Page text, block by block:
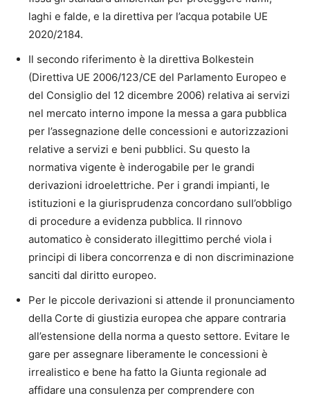
laghi e falde, e la direttiva per l’acqua potabile UE
2020/2184.
Il secondo riferimento è la direttiva Bolkestein
(Direttiva UE 2006/123/CE del Parlamento Europeo e
del Consiglio del 12 dicembre 2006) relativa ai servizi
nel mercato interno impone la messa a gara pubblica
per l’assegnazione delle concessioni e autorizzazioni
relative a servizi e beni pubblici. Su questo la
normativa vigente è inderogabile per le grandi
derivazioni idroelettriche. Per i grandi impianti, le
istituzioni e la giurisprudenza concordano sull’obbligo
di procedure a evidenza pubblica. Il rinnovo
automatico è considerato illegittimo perché viola i
principi di libera concorrenza e di non discriminazione
sanciti dal diritto europeo.
Per le piccole derivazioni si attende il pronunciamento
della Corte di giustizia europea che appare contraria
all’estensione della norma a questo settore. Evitare le
gare per assegnare liberamente le concessioni è
irrealistico e bene ha fatto la Giunta regionale ad
affidare una consulenza per comprendere con